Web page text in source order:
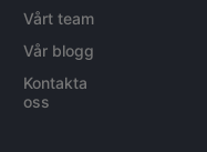
Vårt team
Vår blogg
Kontakta
oss